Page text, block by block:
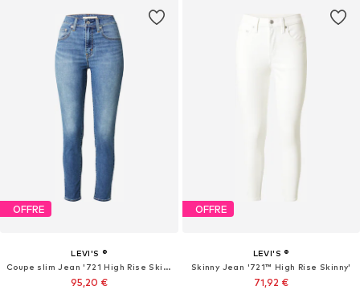
OFFRE
LEVI'S ®
Coupe slim Jean '721 High Rise Skinny'
95,20 €
OFFRE
LEVI'S ®
Skinny Jean '721™ High Rise Skinny'
71,92 €